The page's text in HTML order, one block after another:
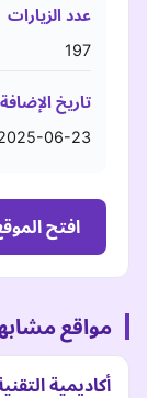
عدد الزيارات
197
تاريخ الإضافة
06-23
افتح
مواقع
أكاديمية